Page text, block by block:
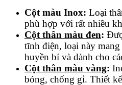
Cột màu Inox: Loại
phù hợp với rất nhiều
Cột thân màu đen:
tĩnh điện, loại này
huyền bí và dành cho
Cột thân màu vàng:
bóng, chống gỉ. Thiết